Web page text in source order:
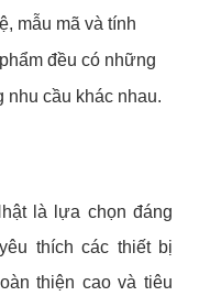
mẫu mã và tính
đều có những
cầu khác nhau.
là lựa chọn đáng
thích các thiết bị
thiện cao và tiêu